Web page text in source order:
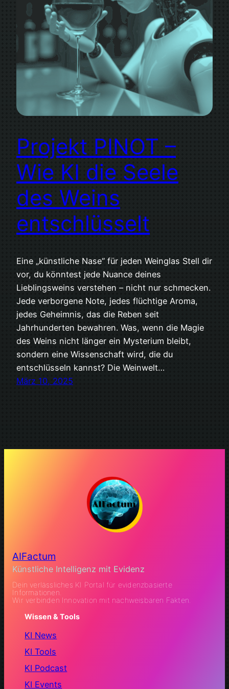
Projekt PINOT –
Wie KI die Seele
des Weins
entschlüsselt
Eine „künstliche Nase“ für jeden Weinglas Stell dir
vor, du könntest jede Nuance deines
Lieblingsweins verstehen – nicht nur schmecken.
Jede verborgene Note, jedes flüchtige Aroma,
jedes Geheimnis, das die Reben seit
Jahrhunderten bewahren. Was, wenn die Magie
des Weins nicht länger ein Mysterium bleibt,
sondern eine Wissenschaft wird, die du
entschlüsseln kannst? Die Weinwelt…
März 10, 2025
AIFactum
Künstliche Intelligenz mit Evidenz
Dein verlässliches KI Portal für evidenzbasierte
Informationen.
Wir verbinden Innovation mit nachweisbaren Fakten.
Wissen & Tools
KI News
KI Tools
KI Podcast
KI Events